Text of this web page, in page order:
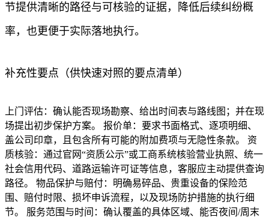
节提供清晰的路径与可核验的证据，降低后续纠纷概
率，也更便于实际落地执行。
补充性要点（供快速对照的要点清单）
上门评估：确认能否现场勘察、给出时间表与路线图；并在现
场提出初步保护方案。 报价单：要求书面格式、逐项明细、
盖公司印章，且包含所有可能的附加费项与无隐性条款。 资
质核验：通过官网“资质公示”或工商系统核验营业执照、统一
社会信用代码、道路运输许可证等信息，客服应主动提供查询
路径。 物品保护与赔付：明确易碎品、贵重设备的保险范
围、赔付时限、损坏申诉流程，以及现场防护措施的执行细
节。 服务范围与时间：确认覆盖的具体区域、能否夜间/周末